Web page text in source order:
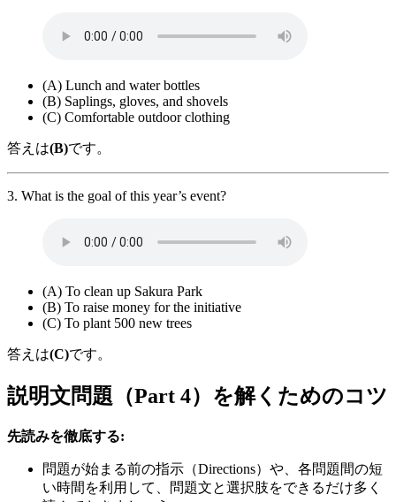
(A) Lunch and water bottles
(B) Saplings, gloves, and shovels
(C) Comfortable outdoor clothing
答えは(B)です。
3. What is the goal of this year’s event?
(A) To clean up Sakura Park
(B) To raise money for the initiative
(C) To plant 500 new trees
答えは(C)です。
説明文問題（Part 4）を解くためのコツ
先読みを徹底する:
問題が始まる前の指示（Directions）や、各問題間の短
い時間を利用して、問題文と選択肢をできるだけ多く